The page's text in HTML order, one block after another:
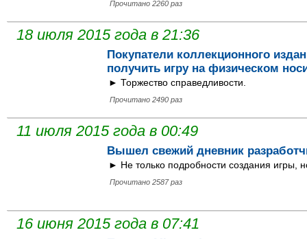
Прочитано 2260 раз
18 июля 2015 года в 21:36
Покупатели коллекционного
получить игру на физическом
► Торжество справедливости.
Прочитано 2490 раз
11 июля 2015 года в 00:49
Вышел свежий дневник
► Не только подробности создания игры,
Прочитано 2587 раз
16 июня 2015 года в 07:41